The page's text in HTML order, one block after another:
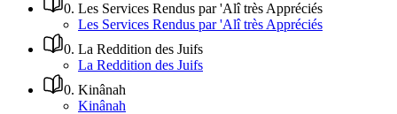
0. Les Services Rendus par 'Alî très Appréciés
Les Services Rendus par 'Alî très Appréciés
0. La Reddition des Juifs
La Reddition des Juifs
0. Kinânah
Kinânah